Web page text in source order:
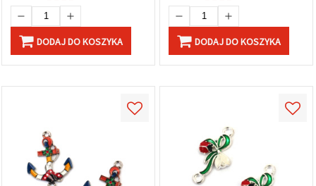
DODAJ DO KOSZYKA DODAJ DO KOSZYKA